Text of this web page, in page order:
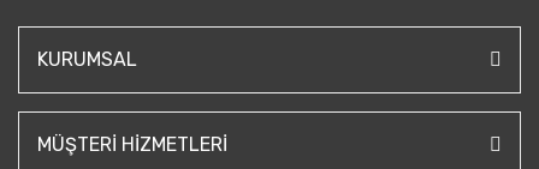
KURUMSAL
MÜŞTERI HIZMETLERI